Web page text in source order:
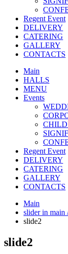
Regent Event
DELIVERY
CATERING
GALLERY
CONTACTS
Main
HALLS
MENU
Events
Regent Event
DELIVERY
CATERING
GALLERY
CONTACTS
Main
slider in main
slide2
slide2